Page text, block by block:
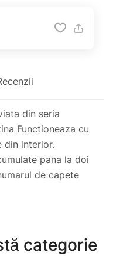
din seria
Functioneaza cu
din interior.
pana la doi
de capete
categorie